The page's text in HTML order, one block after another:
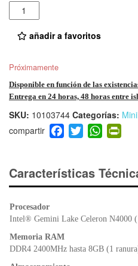
Cantidad
añadir a favoritos
Próximamente
Disponible en función de las
Entrega en 24 horas, 48 horas entre
SKU: 10103744 Categorías:
F
a
e
b
o
k
T
wi
er
W
h
s
A
p
ri
e
dl
Características
Procesador
Intel® Gemini Lake Celeron N4000
Memoria RAM
DDR4 2400MHz hasta 8GB (1